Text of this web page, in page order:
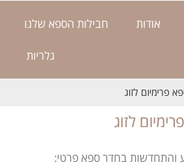
אודות חבילות הספא שלנו
גלריות
פרימיום לזוג
לזוג
והתחדשות בחדר ספא פרטי: